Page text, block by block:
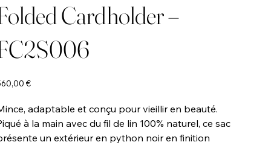
Cardholder –
€
adaptable et conçu pour vieillir en beauté.
à la main avec du fil de lin 100% naturel, ce sac
un extérieur en python noir en finition